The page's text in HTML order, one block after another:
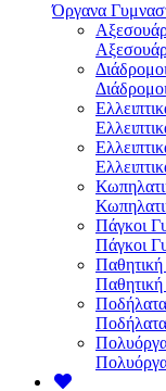
Όργανα
Διάδρομοι
Διάδρομοι
Πάγκοι
Πάγκοι